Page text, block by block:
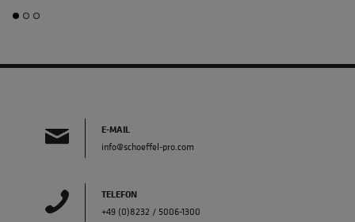
E-MAIL
info@schoeffel-pro.com
TELEFON
+49 (0)8232 / 5006-1300